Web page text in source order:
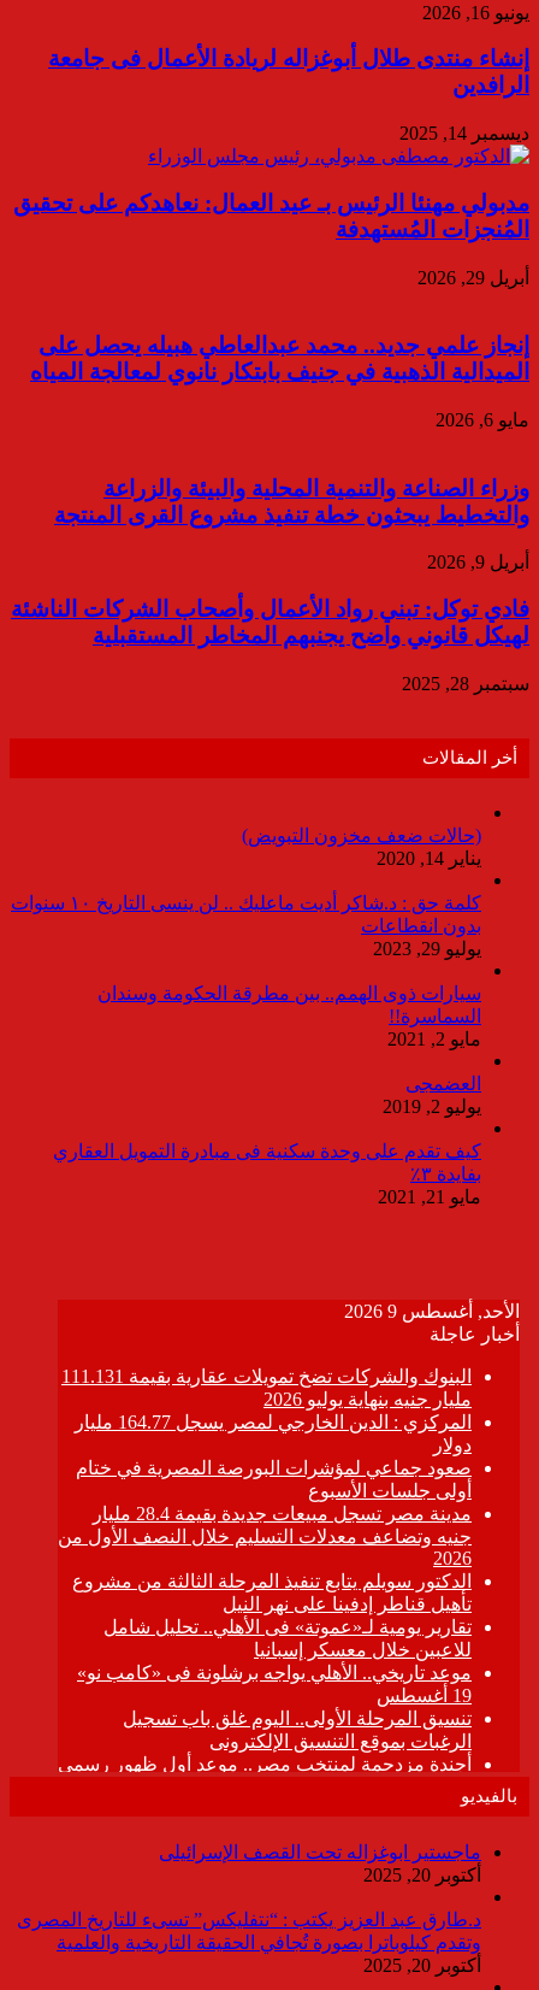
يونيو 16, 2026
إنشاء منتدى طلال أبوغزاله لريادة الأعمال فى جامعة
الرافدين
ديسمبر 14, 2025
مدبولي مهنئا الرئيس بـ عيد العمال: نعاهدكم على تحقيق
المُنجزات المُستهدفة
أبريل 29, 2026
إنجاز علمي جديد.. محمد عبدالعاطي هبيله يحصل على
الميدالية الذهبية في جنيف بابتكار نانوي لمعالجة المياه
مايو 6, 2026
وزراء الصناعة والتنمية المحلية والبيئة والزراعة
والتخطيط يبحثون خطة تنفيذ مشروع القرى المنتجة
أبريل 9, 2026
فادي توكل: تبني رواد الأعمال وأصحاب الشركات الناشئة
لهيكل قانوني واضح يجنبهم المخاطر المستقبلية
سبتمبر 28, 2025
أخر المقالات
(حالات ضعف مخزون التبويض)
يناير 14, 2020
كلمة حق : د.شاكر أديت ماعليك .. لن ينسى التاريخ ١٠ سنوات
بدون انقطاعات
يوليو 29, 2023
سيارات ذوى الهمم.. بين مطرقة الحكومة وسندان
السماسرة!!
مايو 2, 2021
العضمجى
يوليو 2, 2019
كيف تقدم على وحدة سكنية فى مبادرة التمويل العقاري
بفايدة ٣٪
مايو 21, 2021
بالفيديو
ماجستير ابوغزاله تحت القصف الإسرائيلى
أكتوبر 20, 2025
د.طارق عبد العزيز يكتب : “نتفليكس” تسىء للتاريخ المصرى
وتقدم كيلوباترا بصورة تُجافي الحقيقة التاريخية والعلمية
أكتوبر 20, 2025